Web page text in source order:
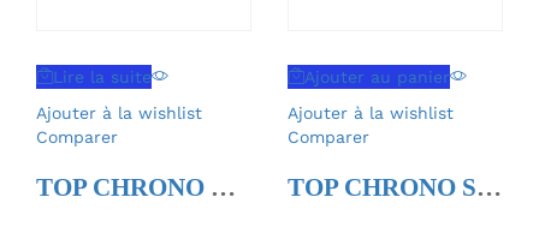
Lire la suite
Ajouter à la wishlist
Comparer
TOP CHRONO EDHC 3ème édition 2019
Ajouter au panier
Ajouter à la wishlist
Comparer
TOP CHRONO SVT BAC Série C-D éd. 2018